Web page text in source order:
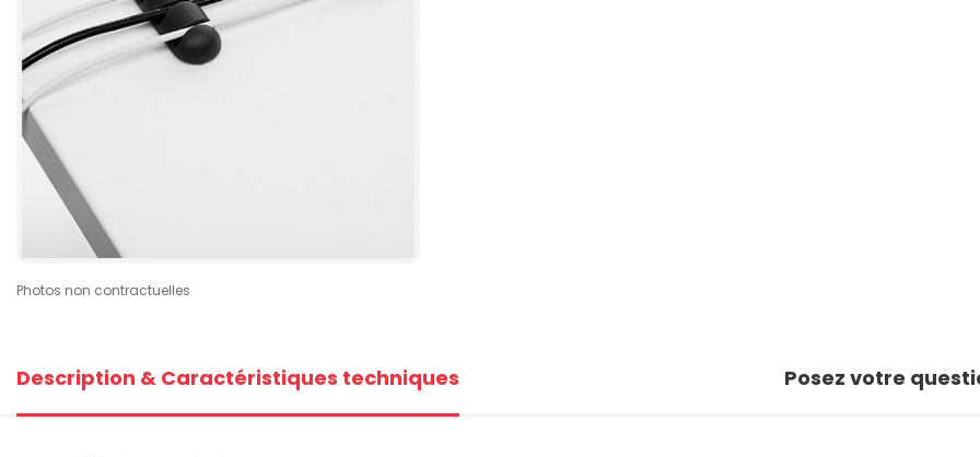
Photos non contractuelles
Description & Caractéristiques techniques Posez votre